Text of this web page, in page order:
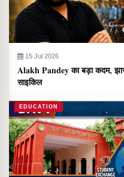
15 Jul 2026
Alakh Pandey का बड़ा कदम,
साइकिल
EDUCATION